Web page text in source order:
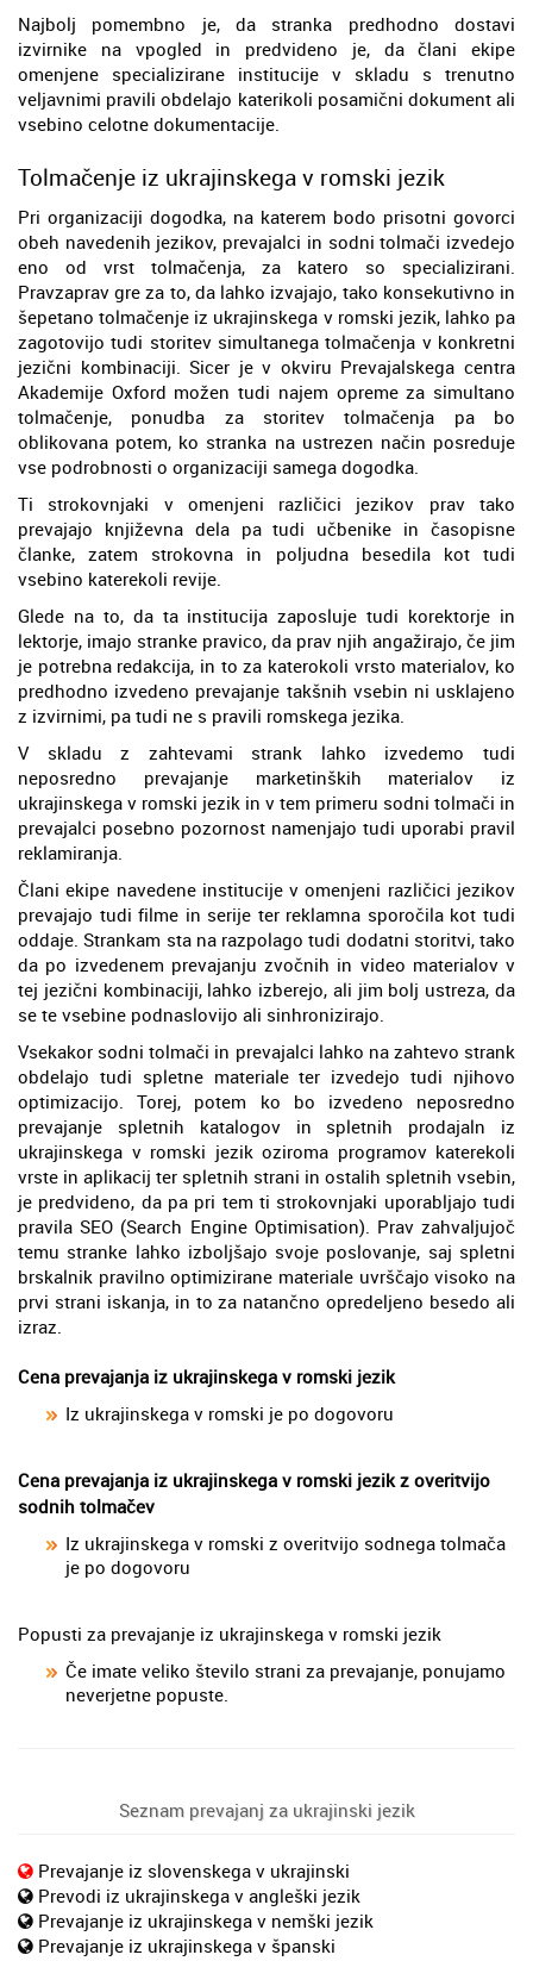
Najbolj pomembno je, da stranka predhodno dostavi
izvirnike na vpogled in predvideno je, da člani ekipe
omenjene specializirane institucije v skladu s trenutno
veljavnimi pravili obdelajo katerikoli posamični dokument ali
vsebino celotne dokumentacije.
Tolmačenje iz ukrajinskega v romski jezik
Pri organizaciji dogodka, na katerem bodo prisotni govorci
obeh navedenih jezikov, prevajalci in sodni tolmači izvedejo
eno od vrst tolmačenja, za katero so specializirani.
Pravzaprav gre za to, da lahko izvajajo, tako konsekutivno in
šepetano tolmačenje iz ukrajinskega v romski jezik, lahko pa
zagotovijo tudi storitev simultanega tolmačenja v konkretni
jezični kombinaciji. Sicer je v okviru Prevajalskega centra
Akademije Oxford možen tudi najem opreme za simultano
tolmačenje, ponudba za storitev tolmačenja pa bo
oblikovana potem, ko stranka na ustrezen način posreduje
vse podrobnosti o organizaciji samega dogodka.
Ti strokovnjaki v omenjeni različici jezikov prav tako
prevajajo književna dela pa tudi učbenike in časopisne
članke, zatem strokovna in poljudna besedila kot tudi
vsebino katerekoli revije.
Glede na to, da ta institucija zaposluje tudi korektorje in
lektorje, imajo stranke pravico, da prav njih angažirajo, če jim
je potrebna redakcija, in to za katerokoli vrsto materialov, ko
predhodno izvedeno prevajanje takšnih vsebin ni usklajeno
z izvirnimi, pa tudi ne s pravili romskega jezika.
V skladu z zahtevami strank lahko izvedemo tudi
neposredno prevajanje marketinških materialov iz
ukrajinskega v romski jezik in v tem primeru sodni tolmači in
prevajalci posebno pozornost namenjajo tudi uporabi pravil
reklamiranja.
Člani ekipe navedene institucije v omenjeni različici jezikov
prevajajo tudi filme in serije ter reklamna sporočila kot tudi
oddaje. Strankam sta na razpolago tudi dodatni storitvi, tako
da po izvedenem prevajanju zvočnih in video materialov v
tej jezični kombinaciji, lahko izberejo, ali jim bolj ustreza, da
se te vsebine podnaslovijo ali sinhronizirajo.
Vsekakor sodni tolmači in prevajalci lahko na zahtevo strank
obdelajo tudi spletne materiale ter izvedejo tudi njihovo
optimizacijo. Torej, potem ko bo izvedeno neposredno
prevajanje spletnih katalogov in spletnih prodajaln iz
ukrajinskega v romski jezik oziroma programov katerekoli
vrste in aplikacij ter spletnih strani in ostalih spletnih vsebin,
je predvideno, da pa pri tem ti strokovnjaki uporabljajo tudi
pravila SEO (Search Engine Optimisation). Prav zahvaljujoč
temu stranke lahko izboljšajo svoje poslovanje, saj spletni
brskalnik pravilno optimizirane materiale uvrščajo visoko na
prvi strani iskanja, in to za natančno opredeljeno besedo ali
izraz.
Cena prevajanja iz ukrajinskega v romski jezik
Iz ukrajinskega v romski je po dogovoru
Cena prevajanja iz ukrajinskega v romski jezik z overitvijo
sodnih tolmačev
Iz ukrajinskega v romski z overitvijo sodnega tolmača
je po dogovoru
Popusti za prevajanje iz ukrajinskega v romski jezik
Če imate veliko število strani za prevajanje, ponujamo
neverjetne popuste.
Seznam prevajanj za ukrajinski jezik
Prevajanje iz slovenskega v ukrajinski
Prevodi iz ukrajinskega v angleški jezik
Prevajanje iz ukrajinskega v nemški jezik
Prevajanje iz ukrajinskega v španski